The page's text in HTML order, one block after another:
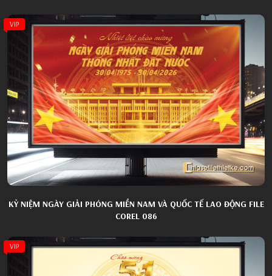
VIP
KỶ NIỆM NGÀY GIẢI PHÓNG MIỀN NAM VÀ QUỐC TẾ LAO ĐỘNG FILE
COREL 086
VIP